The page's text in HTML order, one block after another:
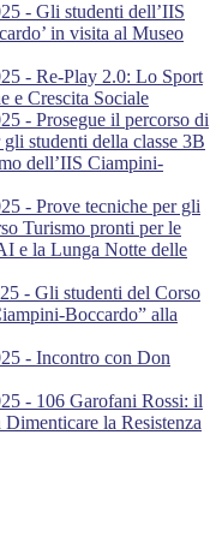
- Gli studenti dell’IIS
in visita al Museo
- Re-Play 2.0: Lo Sport
e Crescita Sociale
- Prosegue il percorso di
studenti della classe 3B
dell’IIS Ciampini-
- Prove tecniche per gli
Turismo pronti per le
e la Lunga Notte delle
- Gli studenti del Corso
Boccardo” alla
- Incontro con Don
- 106 Garofani Rossi: il
la Resistenza